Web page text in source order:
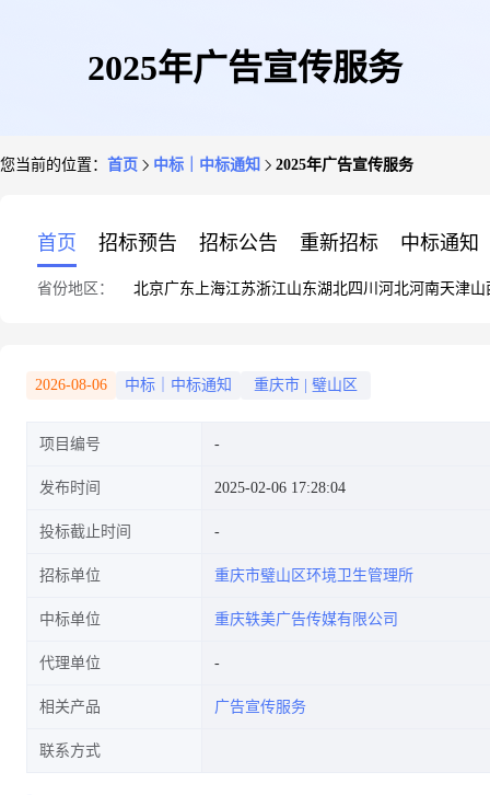
2025年广告宣传服务
您当前的位置： 首页 中标｜中标通知 2025年广告宣传服务
首页 招标预告 招标公告 重新招标 中标通知
省份地区： 北京广东 上海江苏浙江山东湖北四川 河北河南天津山
2026-08-06 中标｜中标通知 重庆市 璧山区
项目编号
发布时间 2025-02-06 17:28:04
投标截止时间
招标单位 重庆市璧山区环境卫生管理所
中标单位 重庆轶美广告传媒有限公司
代理单位
相关产品 广告宣传服务
联系方式